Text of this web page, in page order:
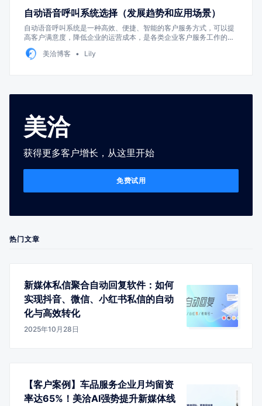
自动语音呼叫系统选择（发展趋势和应用场景）
自动语音呼叫系统是一种高效、便捷、智能的客户服务方式，可以提
高客户满意度，降低企业的运营成本，是各类企业客户服务工作的得
力助手。
美洽博客
Lily
美洽
获得更多客户增长，从这里开始
免费试用
热门文章
新媒体私信聚合自动回复软件：如何
实现抖音、微信、小红书私信的自动
化与高效转化
2025年10月28日
【客户案例】车品服务企业月均留资
率达65%！美洽AI强势提升新媒体线